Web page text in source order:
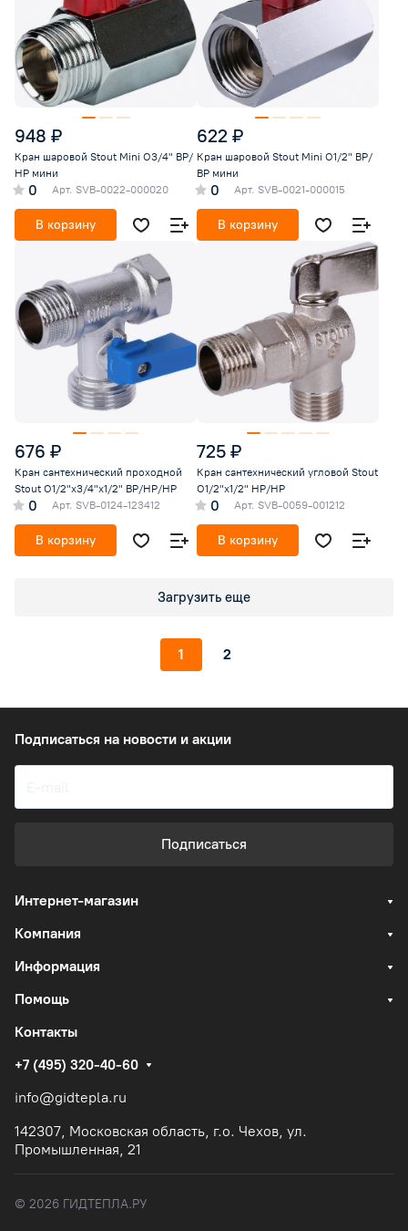
948 ₽
Кран шаровой Stout Mini O3/4" ВР/
НР мини
0 Арт. SVB-0022-000020
В корзину
622 ₽
Кран шаровой Stout Mini O1/2" ВР/
ВР мини
0 Арт. SVB-0021-000015
В корзину
676 ₽
Кран сантехнический проходной
Stout O1/2"х3/4"х1/2" ВР/НР/НР
0 Арт. SVB-0124-123412
В корзину
725 ₽
Кран сантехнический угловой Stout
O1/2"х1/2" НР/НР
0 Арт. SVB-0059-001212
В корзину
Загрузить еще
1 2
Подписаться на новости и акции
Подписаться
Интернет-магазин
Компания
Информация
Помощь
Контакты
+7 (495) 320-40-60
info@gidtepla.ru
142307, Московская область, г.о. Чехов, ул.
Промышленная, 21
© 2026 ГИДТЕПЛА.РУ